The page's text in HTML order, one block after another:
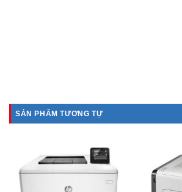
SẢN PHẨM TƯƠNG TỰ